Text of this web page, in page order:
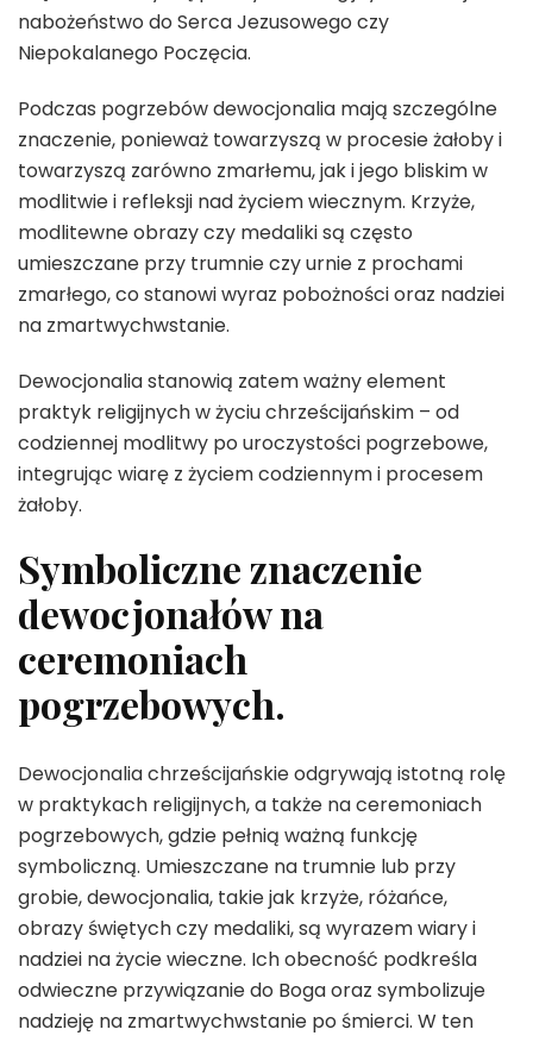
nabożeństwo do Serca Jezusowego czy
Niepokalanego Poczęcia.
Podczas pogrzebów dewocjonalia mają szczególne
znaczenie, ponieważ towarzyszą w procesie żałoby i
towarzyszą zarówno zmarłemu, jak i jego bliskim w
modlitwie i refleksji nad życiem wiecznym. Krzyże,
modlitewne obrazy czy medaliki są często
umieszczane przy trumnie czy urnie z prochami
zmarłego, co stanowi wyraz pobożności oraz nadziei
na zmartwychwstanie.
Dewocjonalia stanowią zatem ważny element
praktyk religijnych w życiu chrześcijańskim – od
codziennej modlitwy po uroczystości pogrzebowe,
integrując wiarę z życiem codziennym i procesem
żałoby.
Symboliczne znaczenie
dewocjonałów na
ceremoniach
pogrzebowych.
Dewocjonalia chrześcijańskie odgrywają istotną rolę
w praktykach religijnych, a także na ceremoniach
pogrzebowych, gdzie pełnią ważną funkcję
symboliczną. Umieszczane na trumnie lub przy
grobie, dewocjonalia, takie jak krzyże, różańce,
obrazy świętych czy medaliki, są wyrazem wiary i
nadziei na życie wieczne. Ich obecność podkreśla
odwieczne przywiązanie do Boga oraz symbolizuje
nadzieję na zmartwychwstanie po śmierci. W ten